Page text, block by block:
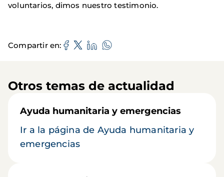
voluntarios, dimos nuestro testimonio.
Compartir en
Otros temas de actualidad
Ayuda humanitaria y emergencias
Ir a la página de Ayuda humanitaria y
emergencias